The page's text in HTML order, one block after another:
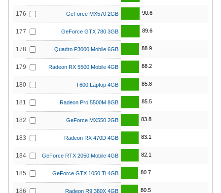
176 GeForce MX570 2GB 90.6
177 GeForce GTX 780 3GB 89.6
178 Quadro P3000 Mobile 6GB 88.9
179 Radeon RX 5500 Mobile 4GB 88.2
180 T600 Laptop 4GB 85.8
181 Radeon Pro 5500M 8GB 85.5
182 GeForce MX550 2GB 83.8
183 Radeon RX 470D 4GB 83.1
184 GeForce RTX 2050 Mobile 4GB 82.1
185 GeForce GTX 1050 Ti 4GB 80.7
186 Radeon R9 380X 4GB 80.5